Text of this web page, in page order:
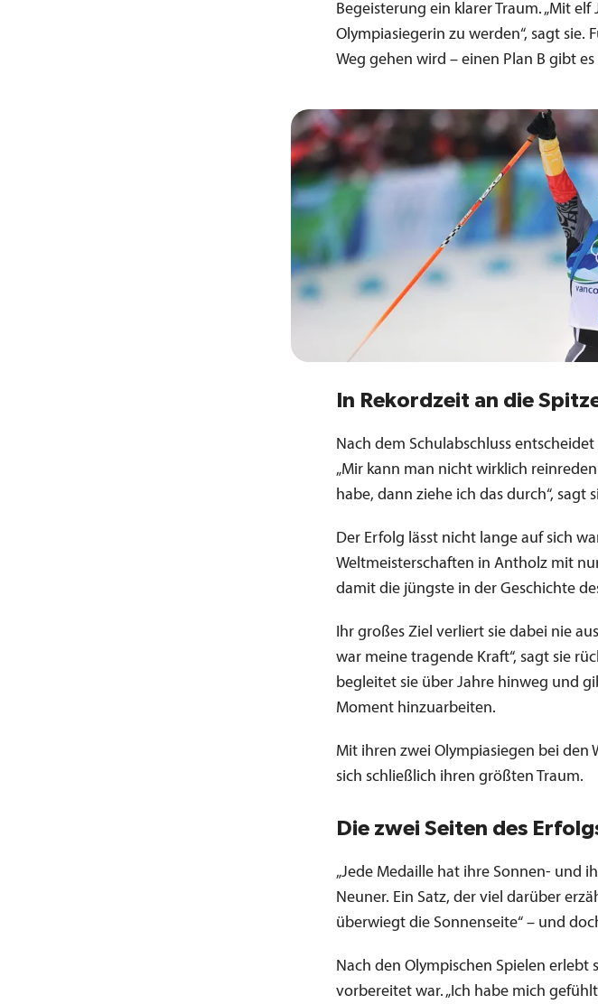
Begeisterung ein klarer Traum. „Mit
Olympiasiegerin zu werden“, sagt sie.
Weg gehen wird – einen Plan B gibt
In Rekordzeit an die
Nach dem Schulabschluss
„Mir kann man nicht wirklich
habe, dann ziehe ich das durch“, sagt
Der Erfolg lässt nicht lange auf sich
Weltmeisterschaften in Antholz mit
damit die jüngste in der Geschichte
Ihr großes Ziel verliert sie dabei nie
war meine tragende Kraft“, sagt sie
begleitet sie über Jahre hinweg und
Moment hinzuarbeiten.
Mit ihren zwei Olympiasiegen bei den
sich schließlich ihren größten Traum.
Die zwei Seiten des
„Jede Medaille hat ihre Sonnen- und
Neuner. Ein Satz, der viel darüber
überwiegt die Sonnenseite“ – und
Nach den Olympischen Spielen erlebt
vorbereitet war. „Ich habe mich